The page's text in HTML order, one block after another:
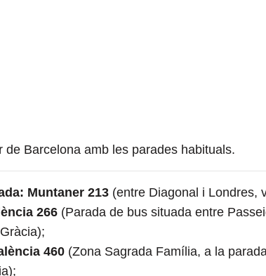
de Barcelona amb les parades habituals.
Muntaner 213 (entre Diagonal i Londres,
266 (Parada de bus situada entre
460 (Zona Sagrada Família, a la